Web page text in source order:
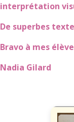
interprétation
De superbes
Bravo à mes
Nadia Gilard